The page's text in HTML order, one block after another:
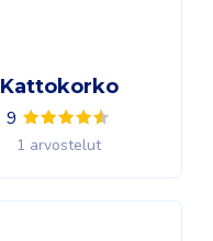
Kattokorko
9
1 arvostelut